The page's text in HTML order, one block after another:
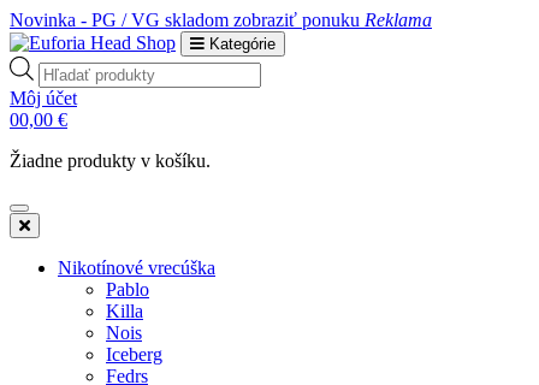
Novinka - PG / VG skladom zobraziť ponuku Reklama
Kategórie
Products
search
Môj účet
00,00 €
Žiadne produkty v košíku.
Nikotínové vrecúška
Pablo
Killa
Nois
Iceberg
Fedrs